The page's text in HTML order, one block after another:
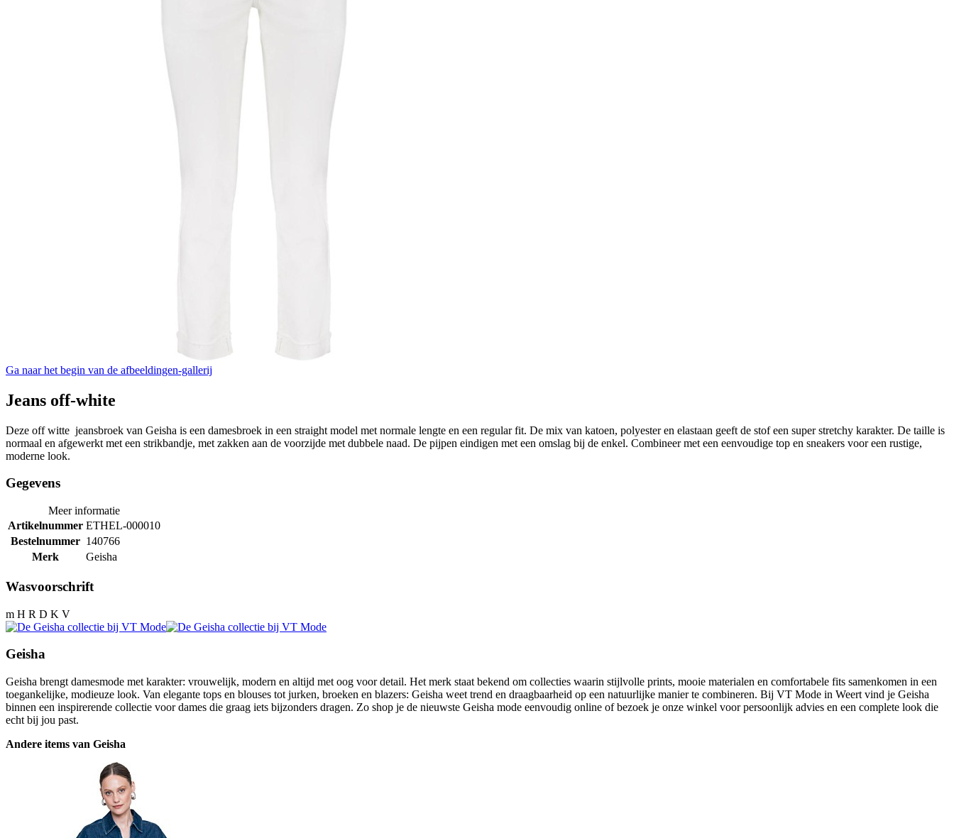
Ga naar het begin van de afbeeldingen-gallerij
Jeans off-white
Deze off witte jeansbroek van Geisha is een damesbroek in een straight model met normale lengte en een regular fit. De mix van katoen, polyester en elastaan geeft de stof een super stretchy karakter. De taille is
normaal en afgewerkt met een strikbandje, met zakken aan de voorzijde met dubbele naad. De pijpen eindigen met een omslag bij de enkel. Combineer met een eenvoudige top en sneakers voor een rustige,
moderne look.
Gegevens
Meer informatie
Artikelnummer ETHEL-000010
Bestelnummer 140766
Merk
Geisha
Wasvoorschrift
m H R D K V
Geisha
Geisha brengt damesmode met karakter: vrouwelijk, modern en altijd met oog voor detail. Het merk staat bekend om collecties waarin stijlvolle prints, mooie materialen en comfortabele fits samenkomen in een
toegankelijke, modieuze look. Van elegante tops en blouses tot jurken, broeken en blazers: Geisha weet trend en draagbaarheid op een natuurlijke manier te combineren. Bij VT Mode in Weert vind je Geisha
binnen een inspirerende collectie voor dames die graag iets bijzonders dragen. Zo shop je de nieuwste Geisha mode eenvoudig online of bezoek je onze winkel voor persoonlijk advies en een complete look die
echt bij jou past.
Andere items van Geisha